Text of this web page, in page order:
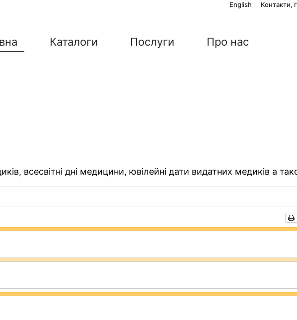
English Контакти,
Каталоги Послуги Про нас
всесвітні дні медицини, ювілейні дати видатних медиків а